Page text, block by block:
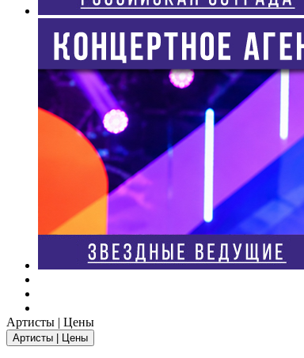
Артисты | Цены
Артисты | Цены